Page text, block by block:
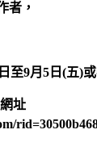
者，
至9月5日(五)
址